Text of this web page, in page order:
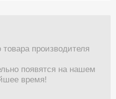
производителя
появятся на нашем
время!